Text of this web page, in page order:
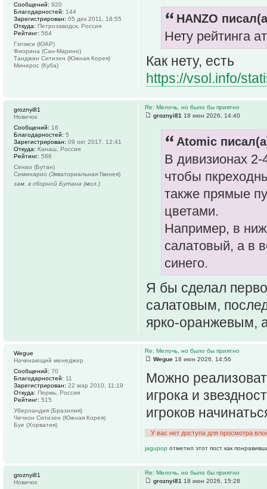
HANZO
Нету рейтинга
Как нету, есть
https://vsol.info/
Сообщений: 920
Благодарностей: 144
Зарегистрирован: 05 дек 2011, 18:55
Откуда: Петрозаводск, Россия
Рейтинг: 564
Гэлэкси (ЮАР)
Фиорина (Сан-Марино)
Танджин Ситизен (Южная Корея)
Минерос (Куба)
Re: Мелочь, но было бы приятно
groznyi81 18 июн 2026, 14:40
Atomic
В дивизионах 2-
чтобы
также прямые
цветами.
Например, в
салатовый, а в
синего.
Я бы сделал
салатовым,
ярко-оранжевым,
groznyi81
Новичок
Сообщений: 16
Благодарностей: 5
Зарегистрирован: 09 окт 2017, 12:41
Откуда: Канаш, Россия
Рейтинг: 586
Сенао (Бутан)
Семинарио (Экваториальная Гвинея)
зам. в сборной Бутана (мол.)
Re: Мелочь, но было бы приятно
Wegue 18 июн 2026, 14:56
Можно
игрока и
игроков
У вас нет доступа для просмотра
jagupop отметил этот пост как
Wegue
Начинающий менеджер
Сообщений: 70
Благодарностей: 11
Зарегистрирован: 22 мар 2010, 11:19
Откуда: Пермь, Россия
Рейтинг: 515
Уберландия (Бразилия)
Чечхон Ситизен (Южная Корея)
Буе (Хорватия)
Re: Мелочь, но было бы приятно
groznyi81 18 июн 2026, 15:28
groznyi81
Новичок